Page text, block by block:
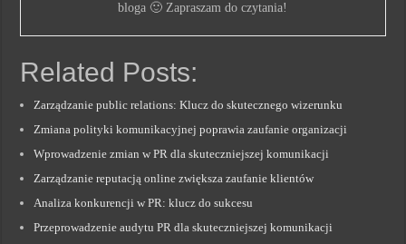
bloga 🙂 Zapraszam do czytania!
Related Posts:
Zarządzanie public relations: Klucz do skutecznego wizerunku
Zmiana polityki komunikacyjnej poprawia zaufanie organizacji
Wprowadzenie zmian w PR dla skuteczniejszej komunikacji
Zarządzanie reputacją online zwiększa zaufanie klientów
Analiza konkurencji w PR: klucz do sukcesu
Przeprowadzenie audytu PR dla skuteczniejszej komunikacji